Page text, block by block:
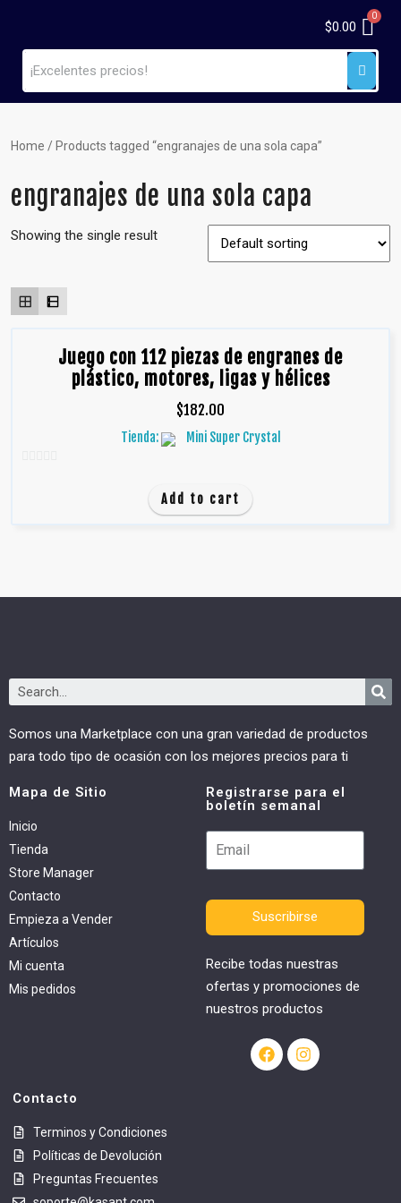
$0.00
Home / Products tagged “engranajes de una sola capa”
engranajes de una sola capa
Showing the single result
Juego con 112 piezas de engranes de
plástico, motores, ligas y hélices
$182.00
Tienda: Mini Super Crystal
Add to cart
Somos una Marketplace con una gran variedad de productos
para todo tipo de ocasión con los mejores precios para ti
Mapa de Sitio
Inicio
Tienda
Store Manager
Contacto
Empieza a Vender
Artículos
Mi cuenta
Mis pedidos
Registrarse para el
boletín semanal
Suscribirse
Recibe todas nuestras
ofertas y promociones de
nuestros productos
Contacto
Terminos y Condiciones
Políticas de Devolución
Preguntas Frecuentes